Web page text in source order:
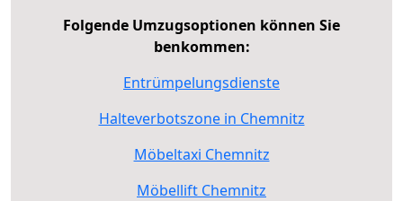
Folgende Umzugsoptionen können Sie
benkommen:
Entrümpelungsdienste
Halteverbotszone in Chemnitz
Möbeltaxi Chemnitz
Möbellift Chemnitz